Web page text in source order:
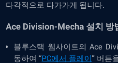
다각적으로 다가가게 됩니다.
Ace Division-Mecha 설치 방
블루스택 웹사이트의Ace
동하여 “PC에서 플레이” 버튼